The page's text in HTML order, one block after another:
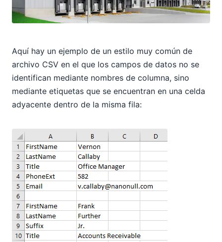
Aquí hay un ejemplo de un estilo muy común de
archivo CSV en el que los campos de datos no se
identifican mediante nombres de columna, sino
mediante etiquetas que se encuentran en una celda
adyacente dentro de la misma fila: